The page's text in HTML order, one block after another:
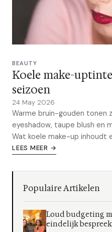
BEAUTY
Koele make-
seizoen
24 May 2026
Warme bruin-gouden tonen
eyeshadow, taupe blush en
Wat koele make-up inhoudt
LEES MEER →
Populaire Artikelen
Loud budgeting
eindelijk